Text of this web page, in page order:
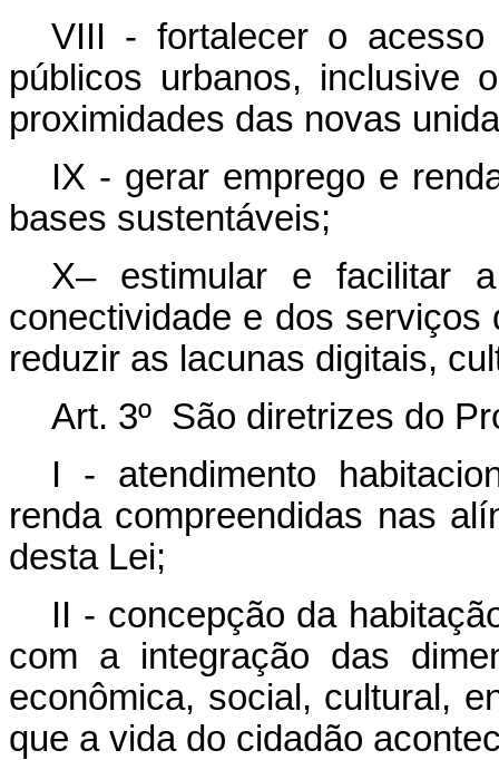
VIII - fortalecer o acesso
públicos urbanos, inclusive
proximidades das novas
IX - gerar emprego e
bases sustentáveis;
X– estimular e facilitar
conectividade e dos serviços
reduzir as lacunas digitais,
Art. 3º São diretrizes do
I - atendimento
renda compreendidas nas
desta Lei;
II - concepção da
com a integração das
econômica, social, cultural,
que a vida do cidadão